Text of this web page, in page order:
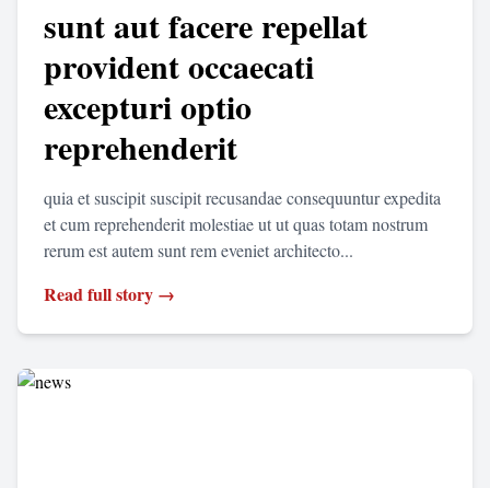
sunt aut facere repellat
provident occaecati
excepturi optio
reprehenderit
quia et suscipit suscipit recusandae consequuntur expedita
et cum reprehenderit molestiae ut ut quas totam nostrum
rerum est autem sunt rem eveniet architecto...
Read full story →